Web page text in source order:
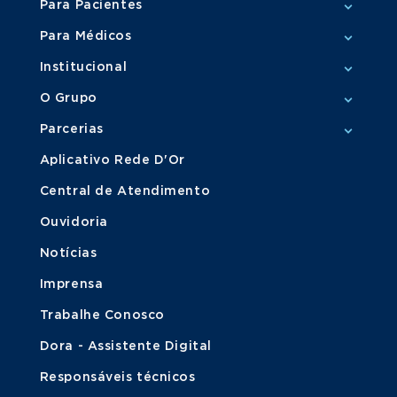
Para Pacientes
Para Médicos
Institucional
O Grupo
Parcerias
Aplicativo Rede D'Or
Central de Atendimento
Ouvidoria
Notícias
Imprensa
Trabalhe Conosco
Dora - Assistente Digital
Responsáveis técnicos